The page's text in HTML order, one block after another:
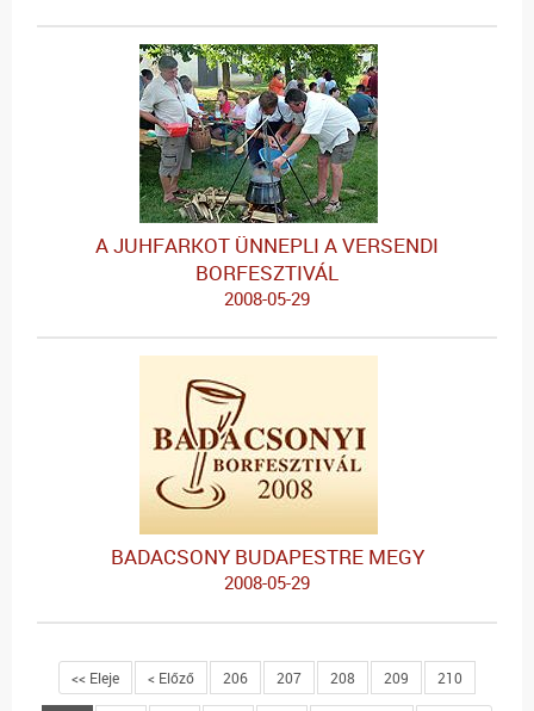
A JUHFARKOT ÜNNEPLI A VERSENDI
BORFESZTIVÁL
2008-05-29
BADACSONY BUDAPESTRE MEGY
2008-05-29
<< Eleje < Előző 206 207 208 209 210